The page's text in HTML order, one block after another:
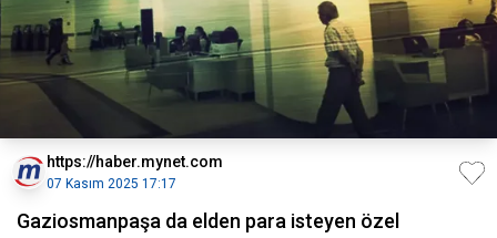
https://haber.mynet.com
07 Kasım 2025 17:17
Gaziosmanpaşa da elden para isteyen özel